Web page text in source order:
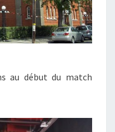
au début du match